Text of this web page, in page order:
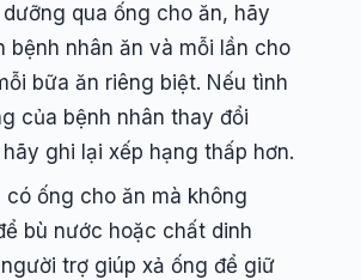
qua ống cho ăn, hãy
bệnh nhân ăn và mỗi lần cho
bữa ăn riêng biệt. Nếu tình
của bệnh nhân thay đổi
ghi lại xếp hạng thấp hơn.
có ống cho ăn mà không
bù nước hoặc chất dinh
trợ giúp xả ống để giữ